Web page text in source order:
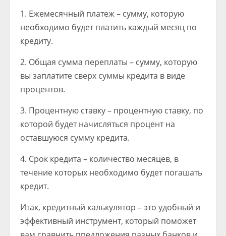
1. Ежемесячный платеж – сумму, которую
необходимо будет платить каждый месяц по
кредиту.
2. Общая сумма переплаты – сумму, которую
вы заплатите сверх суммы кредита в виде
процентов.
3. Процентную ставку – процентную ставку, по
которой будет начисляться процент на
оставшуюся сумму кредита.
4. Срок кредита – количество месяцев, в
течение которых необходимо будет погашать
кредит.
Итак, кредитный калькулятор – это удобный и
эффективный инструмент, который поможет